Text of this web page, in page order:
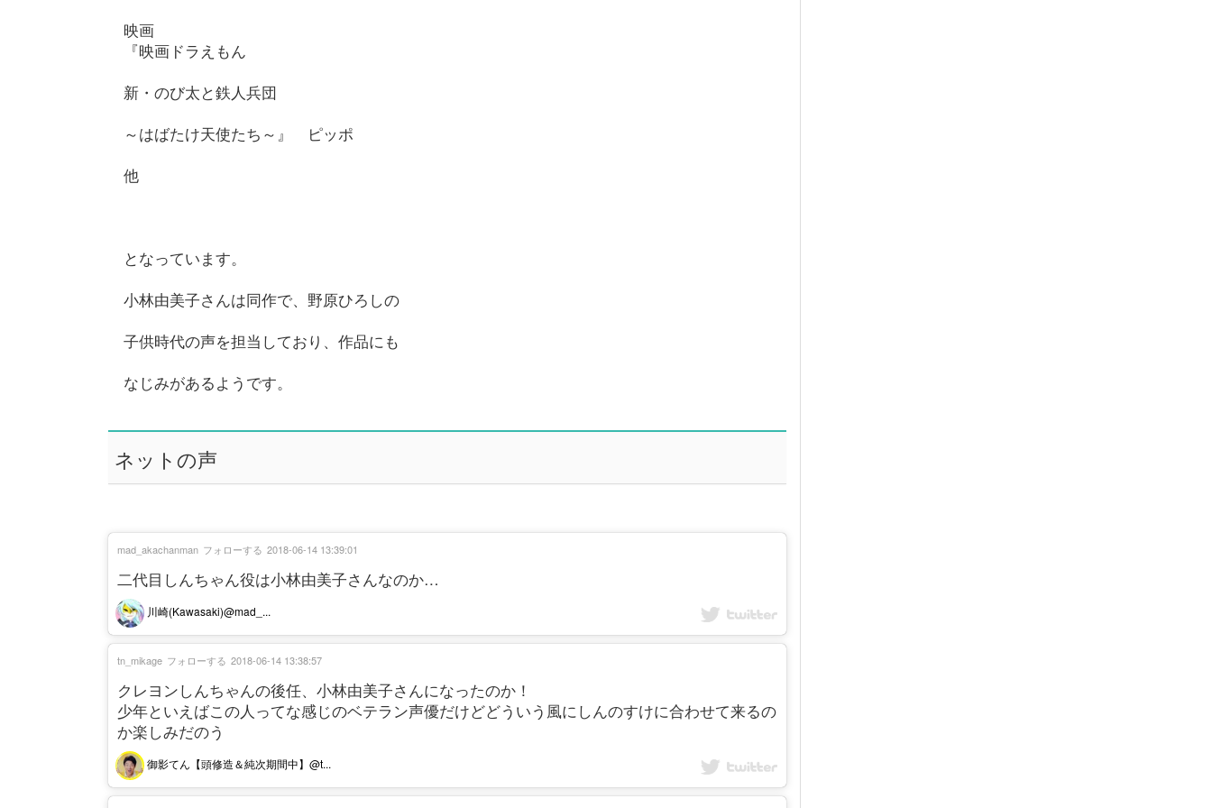
映画
『映画ドラえもん
新・のび太と鉄人兵団
～はばたけ天使たち～』 ピッポ
他
となっています。
小林由美子さんは同作で、野原ひろしの
子供時代の声を担当しており、作品にも
なじみがあるようです。
ネットの声
二代目しんちゃん役は小林由美子さんなのか…
川崎(Kawasaki)@mad_...
mad_akachanman フォローする 2018-06-14 13:39:01
クレヨンしんちゃんの後任、小林由美子さんになったのか！
少年といえばこの人ってな感じのベテラン声優だけどどういう風にしんのすけに合わせて来るの
か楽しみだのう
御影てん【頭修造＆純次期間中】@t...
tn_mikage フォローする 2018-06-14 13:38:57